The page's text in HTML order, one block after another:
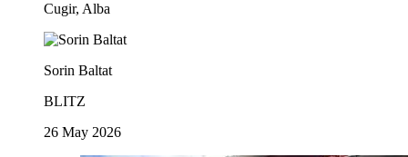
Cugir, Alba
Sorin Baltat
BLITZ
26 May 2026